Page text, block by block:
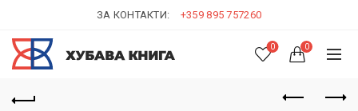
ЗА КОНТАКТИ: +359 895 757260
0 0